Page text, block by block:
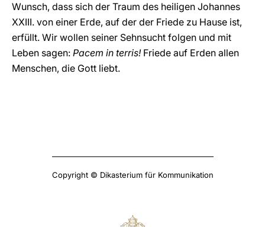
Wunsch, dass sich der Traum des heiligen Johannes
XXIII. von einer Erde, auf der der Friede zu Hause ist,
erfüllt. Wir wollen seiner Sehnsucht folgen und mit
Leben sagen: Pacem in terris! Friede auf Erden allen
Menschen, die Gott liebt.
Copyright © Dikasterium für Kommunikation